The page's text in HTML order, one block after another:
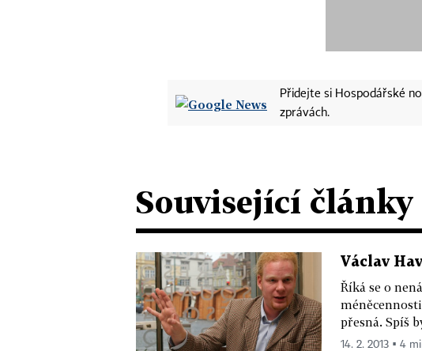
Přidejte si Hospodářské
zprávách.
Související články
Václav
Říká se o
přesná. Spíš
14. 2. 2013 ▪ 4